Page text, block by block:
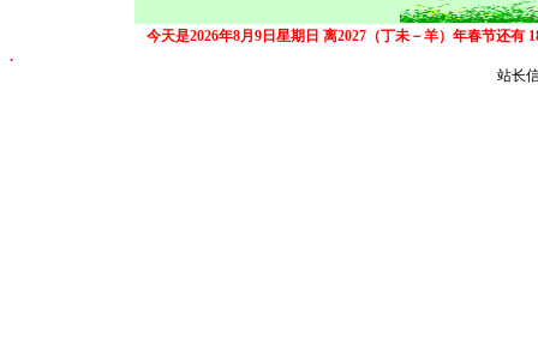
今天是2026年8月9日星期日 离2027（丁未－羊）年春节还有
.
站长